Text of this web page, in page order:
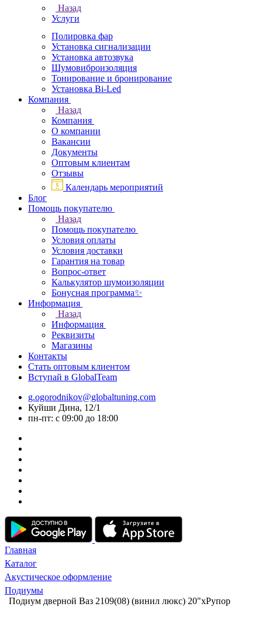
Назад
Услуги
Полировка фар
Установка сигнализации
Установка автозвука
Шумовиброизоляция
Тонирование и бронирование
Установка Bi-Led
Компания
Назад
Компания
О компании
Вакансии
Документы
Оптовым клиентам
Отзывы
Календарь мероприятий
Блог
Помощь покупателю
Назад
Помощь покупателю
Условия оплаты
Условия доставки
Гарантия на товар
Вопрос-ответ
Калькулятор шумоизоляции
Бонусная программа✨
Информация
Назад
Информация
Реквизиты
Магазины
Контакты
Стать оптовым клиентом
Вступай в GlobalTeam
g.ogorodnikov@globaltuning.com
Куйши Дина, 12/1
пн-пт: с 09:00 до 18:00
Главная
Каталог
Акустическое оформление
Подиумы
Подиум дверной Ваз 2109(08) (винил люкс) 20"xРупор